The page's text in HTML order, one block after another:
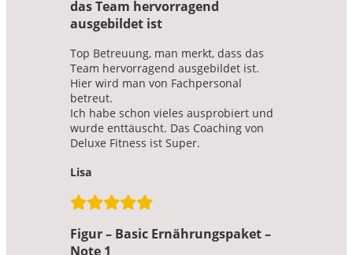
das Team hervorragend
ausgebildet ist
Top Betreuung, man merkt, dass das
Team hervorragend ausgebildet ist.
Hier wird man von Fachpersonal
betreut.
Ich habe schon vieles ausprobiert und
wurde enttäuscht. Das Coaching von
Deluxe Fitness ist Super.
Lisa
Figur – Basic Ernährungspaket –
Note 1